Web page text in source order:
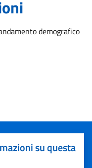
demografico
su questa